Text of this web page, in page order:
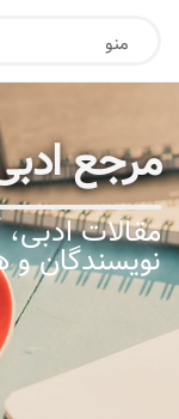
منو
مرجع
مقالات
نویسندگان و